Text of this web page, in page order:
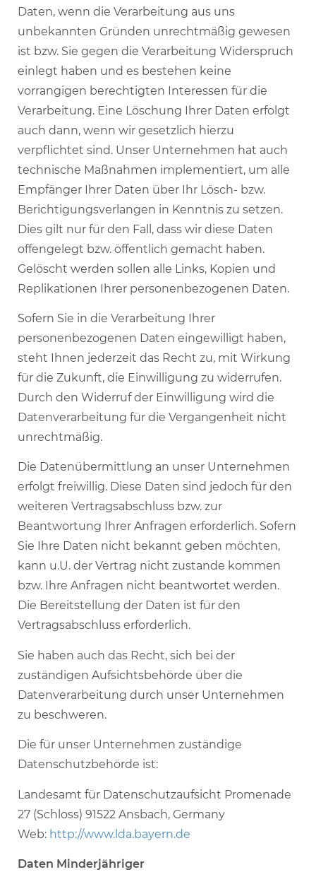
Daten, wenn die Verarbeitung aus uns
unbekannten Gründen unrechtmäßig gewesen
ist bzw. Sie gegen die Verarbeitung Widerspruch
einlegt haben und es bestehen keine
vorrangigen berechtigten Interessen für die
Verarbeitung. Eine Löschung Ihrer Daten erfolgt
auch dann, wenn wir gesetzlich hierzu
verpflichtet sind. Unser Unternehmen hat auch
technische Maßnahmen implementiert, um alle
Empfänger Ihrer Daten über Ihr Lösch- bzw.
Berichtigungsverlangen in Kenntnis zu setzen.
Dies gilt nur für den Fall, dass wir diese Daten
offengelegt bzw. öffentlich gemacht haben.
Gelöscht werden sollen alle Links, Kopien und
Replikationen Ihrer personenbezogenen Daten.
Sofern Sie in die Verarbeitung Ihrer
personenbezogenen Daten eingewilligt haben,
steht Ihnen jederzeit das Recht zu, mit Wirkung
für die Zukunft, die Einwilligung zu widerrufen.
Durch den Widerruf der Einwilligung wird die
Datenverarbeitung für die Vergangenheit nicht
unrechtmäßig.
Die Datenübermittlung an unser Unternehmen
erfolgt freiwillig. Diese Daten sind jedoch für den
weiteren Vertragsabschluss bzw. zur
Beantwortung Ihrer Anfragen erforderlich. Sofern
Sie Ihre Daten nicht bekannt geben möchten,
kann u.U. der Vertrag nicht zustande kommen
bzw. Ihre Anfragen nicht beantwortet werden.
Die Bereitstellung der Daten ist für den
Vertragsabschluss erforderlich.
Sie haben auch das Recht, sich bei der
zuständigen Aufsichtsbehörde über die
Datenverarbeitung durch unser Unternehmen
zu beschweren.
Die für unser Unternehmen zuständige
Datenschutzbehörde ist:
Landesamt für Datenschutzaufsicht Promenade
27 (Schloss) 91522 Ansbach, Germany
Web: http://www.lda.bayern.de
Daten Minderjähriger